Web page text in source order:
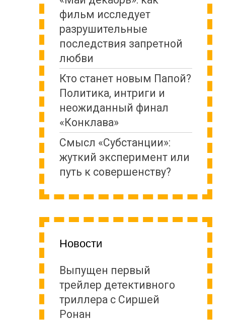
фильм исследует
разрушительные
последствия запретной
любви
Кто станет новым Папой?
Политика, интриги и
неожиданный финал
«Конклава»
Cмысл «Субстанции»:
жуткий эксперимент или
путь к совершенству?
Новости
Выпущен первый
трейлер детективного
триллера с Сиршей
Ронан